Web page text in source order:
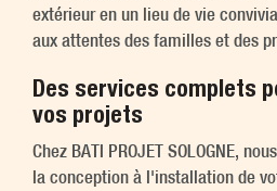
extérieur en un lieu de vie
aux attentes des familles et des
Des services complets
vos projets
Chez BATI PROJET SOLOGNE,
la conception à l'installation de